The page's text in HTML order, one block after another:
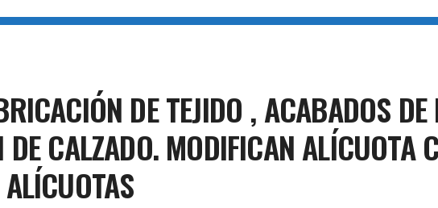
DE TEJIDO , ACABADOS
CALZADO. MODIFICAN ALÍCUOTA